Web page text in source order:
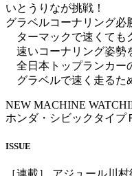
いとうりなが挑戦！
グラベルコーナリング必
ターマックで速くても
速いコーナリング姿勢
全日本トップランカー
グラベルで速く走るた
NEW MACHINE
ホンダ・シビックタイプ
ISSUE